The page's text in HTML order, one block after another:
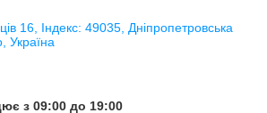
16, Індекс: 49035, Дніпропетровська
Україна
з 09:00 до 19:00